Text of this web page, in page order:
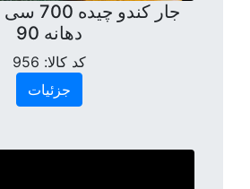
دهانه 90
کد کالا: 956
جزئیات